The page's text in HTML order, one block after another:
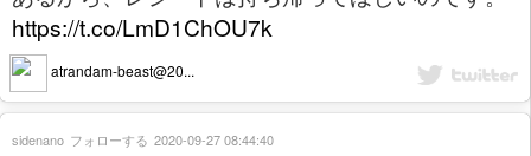
https://t.co/LmD1ChOU7k
atrandam-beast@20...
sidenano フォローする 2020-09-27 08:44:40